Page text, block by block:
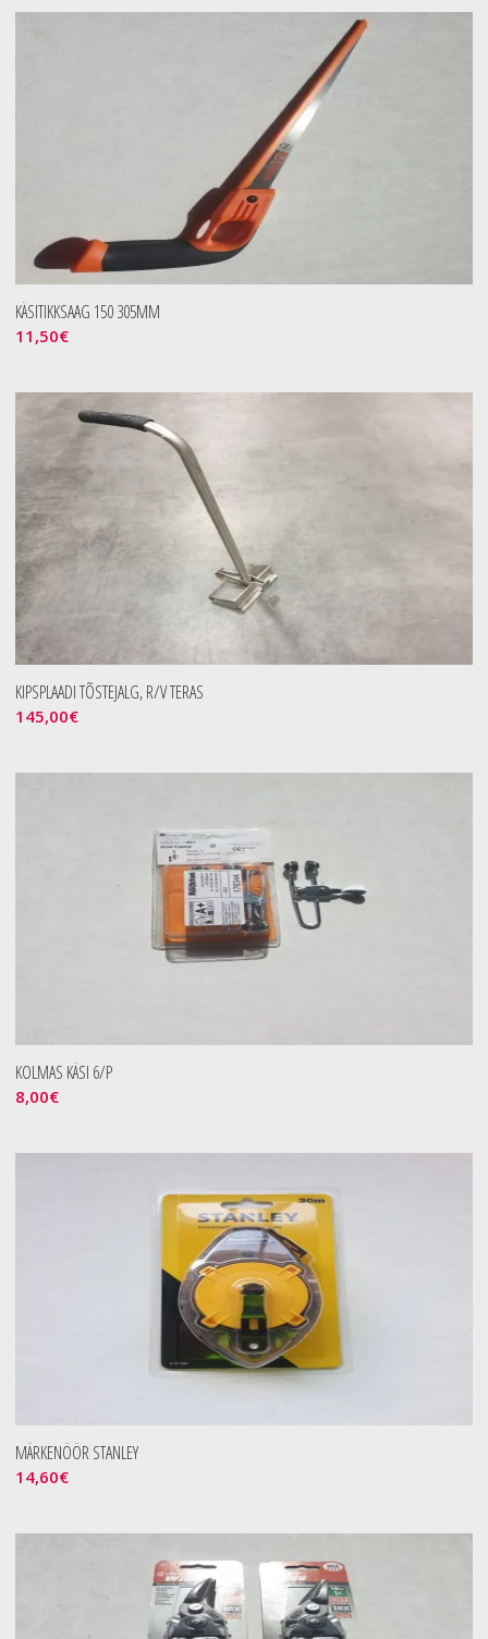
KÄSITIKKSAAG 150 305MM
11,50€
KIPSPLAADI TÕSTEJALG, R/V TERAS
145,00€
KOLMAS KÄSI 6/P
8,00€
MÄRKENÖÖR STANLEY
14,60€